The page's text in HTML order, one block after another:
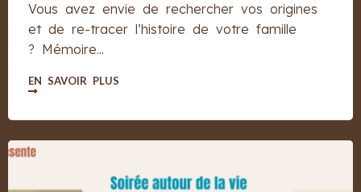
Vous avez envie de rechercher vos origines
et de re-tracer l’histoire de votre famille
? Mémoire...
EN SAVOIR PLUS